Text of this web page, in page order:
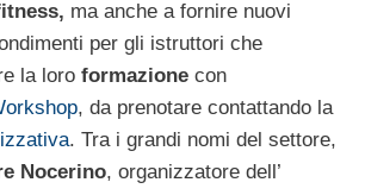
ma anche a fornire nuovi
per gli istruttori che
la loro formazione con
, da prenotare contattando la
. Tra i grandi nomi del settore,
Nocerino, organizzatore dell’